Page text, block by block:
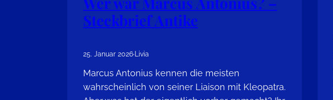
Steckbrief Antike
25. Januar 2026·Livia
Marcus Antonius kennen die meisten
wahrscheinlich von seiner Liaison mit Kleopatra.